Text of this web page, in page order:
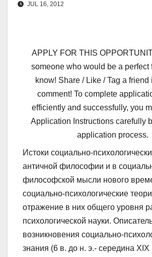
JUL 16, 2012
APPLY FOR THIS
someone who would be a perfect
know! Share / Like / Tag a friend
comment! To complete
efficiently and successfully, you
Application Instructions carefully
application process.
Истоки социально-
античной философии и в
философской мысли нового
социально-психологические
отражение в них общего уровня
психологической науки.
возникновения социально-
знания (6 в. до н. э.- середина ХIХ